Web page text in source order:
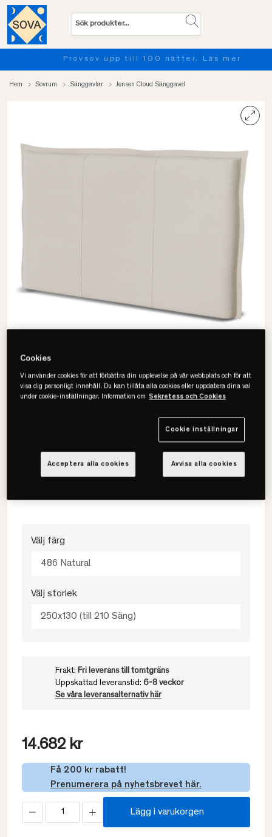
Provsov upp till 100 nätter. Läs mer
Hem Sovrum Sänggavlar Jensen Cloud Sänggavel
Cloud Sänggavel
• Hållbara material
Välj färg
486 Natural
Välj storlek
250x130 (till 210 Säng)
Frakt: Fri leverans till tomtgräns
Uppskattad leveranstid: 6-8 veckor
Se våra leveransalternativ här
14.682 kr
Få 200 kr rabatt!
Prenumerera på nyhetsbrevet här.
Lägg i varukorgen
Cookies
Vi använder cookies för att förbättra din upplevelse på vår webbplats och för att
visa dig personligt innehåll. Du kan tillåta alla cookies eller uppdatera dina val
under cookie-inställningar. Information om Sekretess och Cookies
Cookie inställningar
Avvisa alla cookies
Acceptera alla cookies